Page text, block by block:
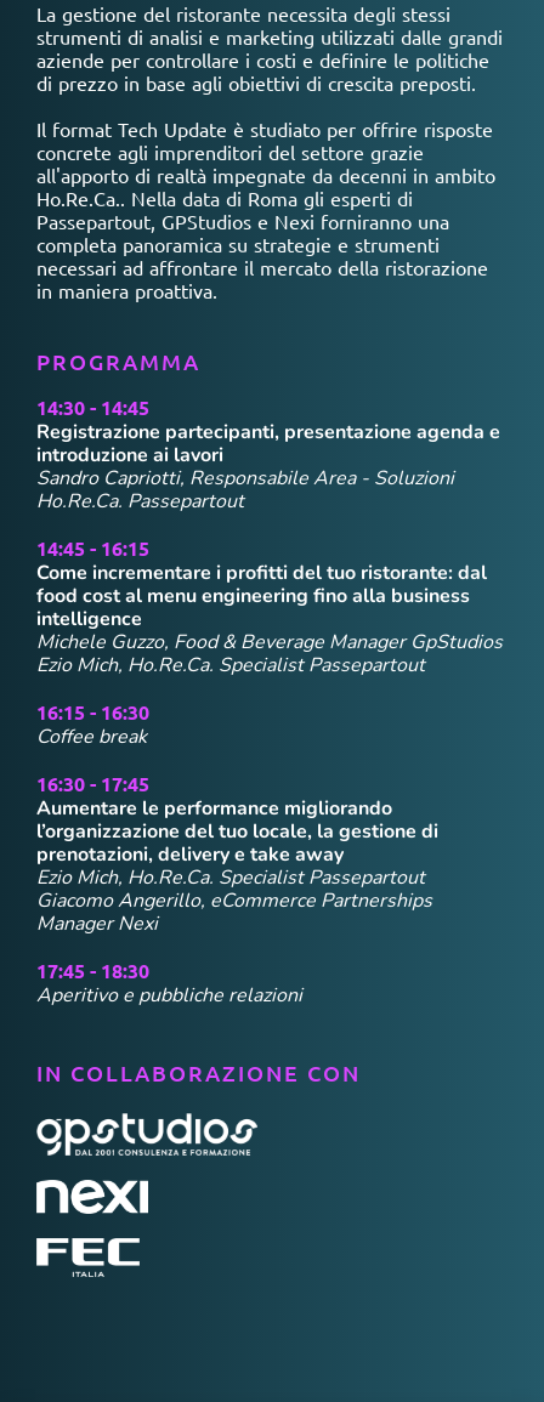
La gestione del ristorante necessita degli stessi
strumenti di analisi e marketing utilizzati dalle grandi
aziende per controllare i costi e definire le politiche
di prezzo in base agli obiettivi di crescita preposti.
Il format Tech Update è studiato per offrire risposte
concrete agli imprenditori del settore grazie
all'apporto di realtà impegnate da decenni in ambito
Ho.Re.Ca.. Nella data di Roma gli esperti di
Passepartout, GPStudios e Nexi forniranno una
completa panoramica su strategie e strumenti
necessari ad affrontare il mercato della ristorazione
in maniera proattiva.
PROGRAMMA
14:30 - 14:45
Registrazione partecipanti, presentazione agenda e
introduzione ai lavori
Sandro Capriotti, Responsabile Area - Soluzioni
Ho.Re.Ca. Passepartout
14:45 - 16:15
Come incrementare i profitti del tuo ristorante: dal
food cost al menu engineering fino alla business
intelligence
Michele Guzzo, Food & Beverage Manager GpStudios
Ezio Mich, Ho.Re.Ca. Specialist Passepartout
16:15 - 16:30
Coffee break
16:30 - 17:45
Aumentare le performance migliorando
l’organizzazione del tuo locale, la gestione di
prenotazioni, delivery e take away
Ezio Mich, Ho.Re.Ca. Specialist Passepartout
Giacomo Angerillo, eCommerce Partnerships
Manager Nexi
17:45 - 18:30
Aperitivo e pubbliche relazioni
IN COLLABORAZIONE CON